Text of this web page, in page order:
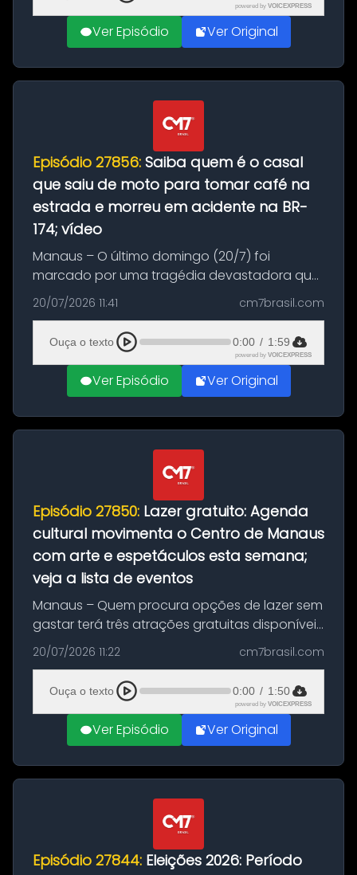
powered by VOICEXPRESS
Ver Episódio Ver Original
Episódio 27856: Saiba quem é o casal
que saiu de moto para tomar café na
estrada e morreu em acidente na BR-
174; vídeo
Manaus – O último domingo (20/7) foi
marcado por uma tragédia devastadora que
resultou na morte precoce de dois jovens na
BR-174, na zona rural de Manaus. Um passeio
com destino a um típico café regio...
20/07/2026 11:41 cm7brasil.com
Ouça o texto 0:00 / 1:59
powered by VOICEXPRESS
Ver Episódio Ver Original
Episódio 27850: Lazer gratuito: Agenda
cultural movimenta o Centro de Manaus
com arte e espetáculos esta semana;
veja a lista de eventos
Manaus – Quem procura opções de lazer sem
gastar terá três atrações gratuitas disponíveis
entre esta segunda-feira (20) e quinta-feira
(23). A programação inclui uma exposição
dedicada à história das ...
20/07/2026 11:22 cm7brasil.com
Ouça o texto 0:00 / 1:50
powered by VOICEXPRESS
Ver Episódio Ver Original
Episódio 27844: Eleições 2026: Período